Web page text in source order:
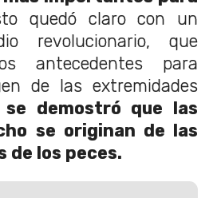
quedó claro con un
revolucionario, que
antecedentes para
de las extremidades
se demostró que las
se originan de las
de los peces.